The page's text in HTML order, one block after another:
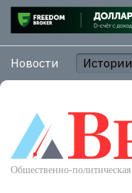
Новости Истории